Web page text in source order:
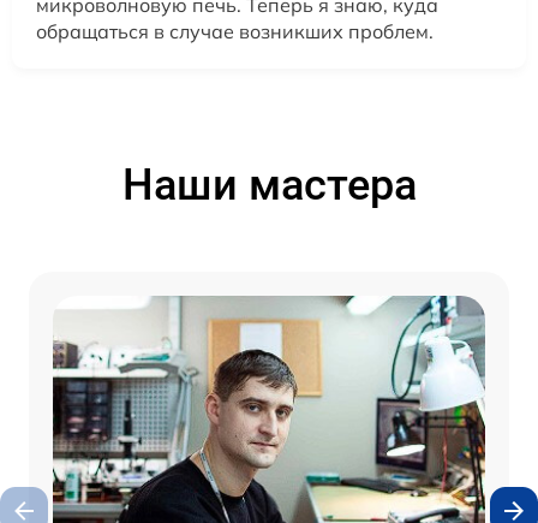
микроволновую печь. Теперь я знаю, куда
обращаться в случае возникших проблем.
Наши мастера